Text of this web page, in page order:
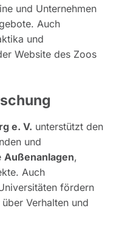
und Unternehmen
Auch
und
Website des Zoos
e. V. unterstützt den
und
Außenanlagen,
Auch
fördern
Verhalten und